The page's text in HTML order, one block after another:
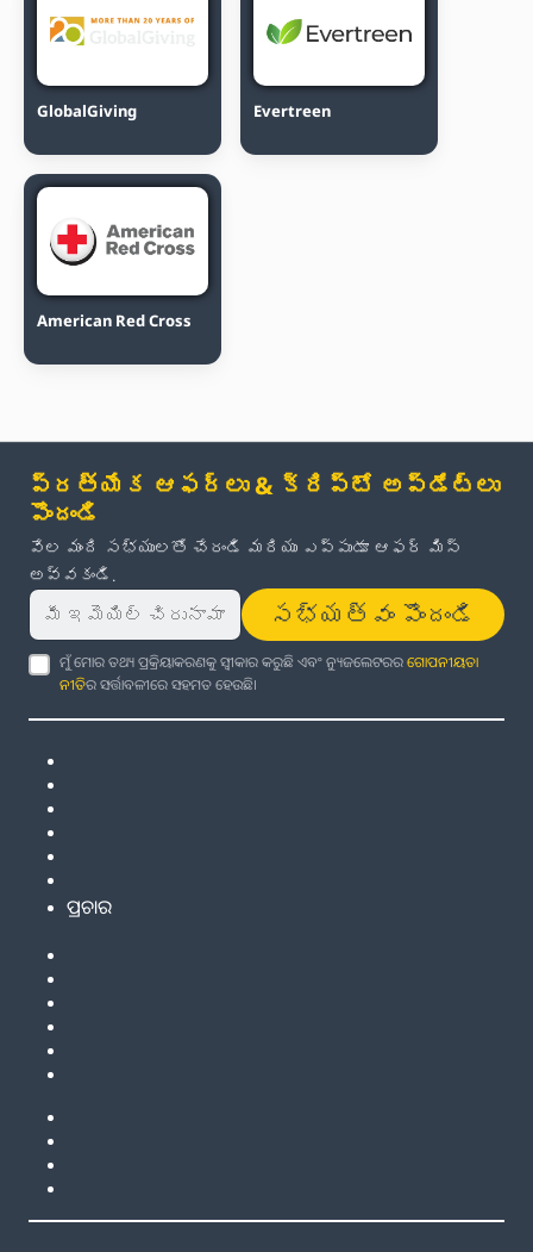
GlobalGiving Evertreen
American Red Cross
ప్రత్యేక ఆఫర్లు & క్రిప్టో అప్‌డేట్‌లు
పొందండి
వేల మంది సభ్యులతో చేరండి మరియు ఎప్పుడూ ఆఫర్ మిస్
అవ్వకండి.
సభ్యత్వం పొందండి
ମୁଁ ମୋର ତଥ୍ୟ ପ୍ରକ୍ରିୟାକରଣକୁ ସ୍ୱୀକାର କରୁଛି ଏବଂ ନ୍ୟୁଜଲେଟରରଗୋପନୀୟତା
ନୀତିର ସର୍ତ୍ତାବଳୀରେ ସହମତ ହେଉଛି।
ପ୍ରଚାର